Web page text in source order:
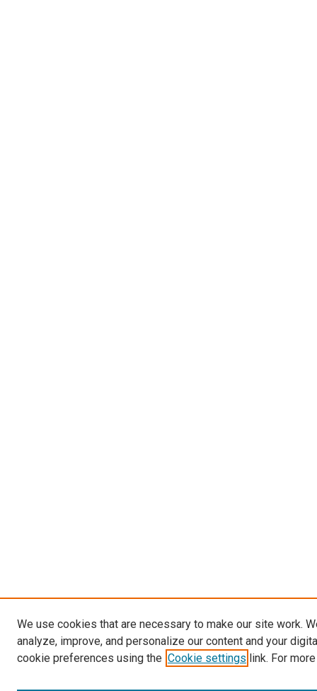
We use cookies that are necessary to make our site work.
analyze, improve, and personalize our content and your
cookie preferences using the Cookie settings link. For